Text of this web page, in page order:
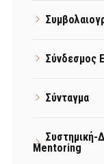
Σύνδεσμος
Σύνταγμα
Συστημική-
Mentoring